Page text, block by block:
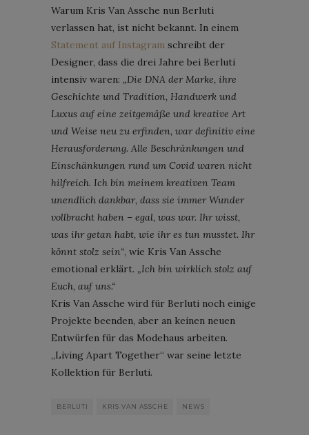
Warum Kris Van Assche nun Berluti
verlassen hat, ist nicht bekannt. In einem
Statement auf Instagram schreibt der
Designer, dass die drei Jahre bei Berluti
intensiv waren: „Die DNA der Marke, ihre
Geschichte und Tradition, Handwerk und
Luxus auf eine zeitgemäße und kreative Art
und Weise neu zu erfinden, war definitiv eine
Herausforderung. Alle Beschränkungen und
Einschänkungen rund um Covid waren nicht
hilfreich. Ich bin meinem kreativen Team
unendlich dankbar, dass sie immer Wunder
vollbracht haben – egal, was war. Ihr wisst,
was ihr getan habt, wie ihr es tun musstet. Ihr
könnt stolz sein“, wie Kris Van Assche
emotional erklärt. „Ich bin wirklich stolz auf
Euch, auf uns.“
Kris Van Assche wird für Berluti noch einige
Projekte beenden, aber an keinen neuen
Entwürfen für das Modehaus arbeiten.
„Living Apart Together“ war seine letzte
Kollektion für Berluti.
BERLUTI KRIS VAN ASSCHE NEWS